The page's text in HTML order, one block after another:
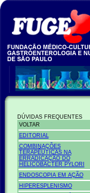
DÚVIDAS FREQUENTES
VOLTAR
EDITORIAL
COMBINAÇÕES
TERAPÊUTICAS NA
ERRADICAÇÃO DO
HELICOBACTER PYLORI
ENDOSCOPIA EM AÇÃO
HIPERESPLENISMO